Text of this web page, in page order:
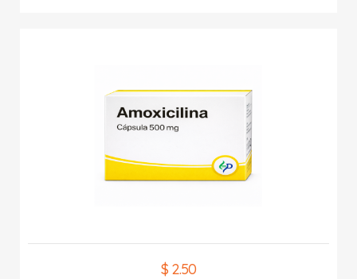
$ 2.50